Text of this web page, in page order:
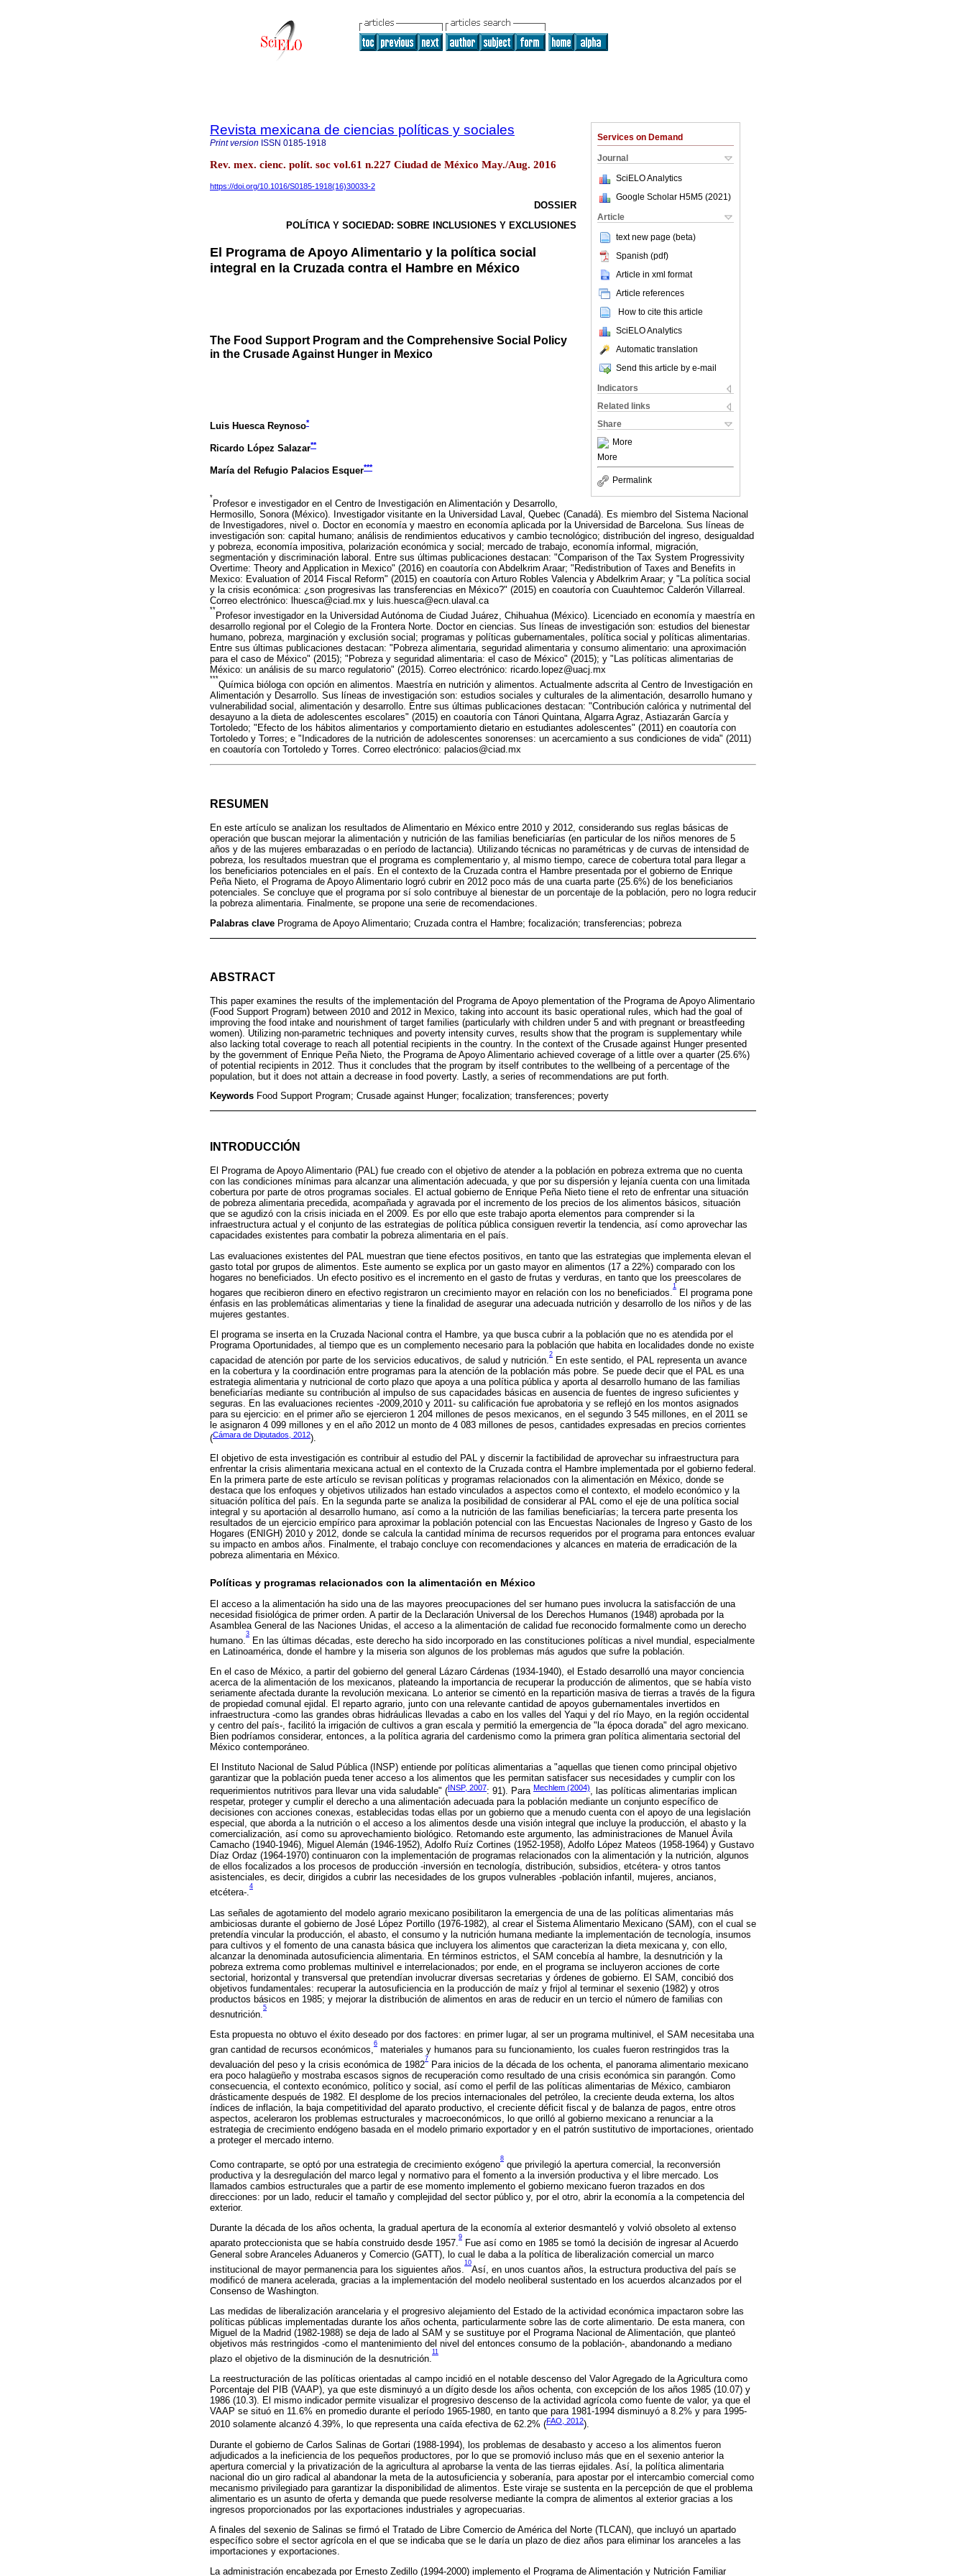
Services on Demand
Journal
SciELO Analytics
Google Scholar H5M5 (2021 )
Article
text new page (beta)
Spanish (pdf)
Article in xml format
Article references
How to cite this article
SciELO Analytics
Automatic translation
Send this article by e-mail
Indicators
Related links
Share
More
More
Permalink
Revista mexicana de ciencias políticas y sociales
Print version ISSN 0185-1918
Rev. mex. cienc. polít. soc vol.61 n.227 Ciudad de México May./Aug. 2016
https://doi.org/10.1016/S0185-1918(16)30033-2
DOSSIER
POLÍTICA Y SOCIEDAD: SOBRE INCLUSIONES Y EXCLUSIONES
El Programa de Apoyo Alimentario y la política social
integral en la Cruzada contra el Hambre en México
The Food Support Program and the Comprehensive Social Policy
in the Crusade Against Hunger in Mexico
Luis Huesca Reynoso*
Ricardo López Salazar**
María del Refugio Palacios Esquer***
*
Profesor e investigador en el Centro de Investigación en Alimentación y Desarrollo,
Hermosillo, Sonora (México). Investigador visitante en la Universidad Laval, Quebec (Canadá). Es miembro del Sistema Nacional
de Investigadores, nivel o. Doctor en economía y maestro en economía aplicada por la Universidad de Barcelona. Sus líneas de
investigación son: capital humano; análisis de rendimientos educativos y cambio tecnológico; distribución del ingreso, desigualdad
y pobreza, economía impositiva, polarización económica y social; mercado de trabajo, economía informal, migración,
segmentación y discriminación laboral. Entre sus últimas publicaciones destacan: "Comparison of the Tax System Progressivity
Overtime: Theory and Application in Mexico" (2016) en coautoría con Abdelkrim Araar; "Redistribution of Taxes and Benefits in
Mexico: Evaluation of 2014 Fiscal Reform" (2015) en coautoría con Arturo Robles Valencia y Abdelkrim Araar; y "La política social
y la crisis económica: ¿son progresivas las transferencias en México?" (2015) en coautoría con Cuauhtemoc Calderón Villarreal.
Correo electrónico: lhuesca@ciad.mx y luis.huesca@ecn.ulaval.ca
**
Profesor investigador en la Universidad Autónoma de Ciudad Juárez, Chihuahua (México). Licenciado en economía y maestría en
desarrollo regional por el Colegio de la Frontera Norte. Doctor en ciencias. Sus líneas de investigación son: estudios del bienestar
humano, pobreza, marginación y exclusión social; programas y políticas gubernamentales, política social y políticas alimentarias.
Entre sus últimas publicaciones destacan: "Pobreza alimentaria, seguridad alimentaria y consumo alimentario: una aproximación
para el caso de México" (2015); "Pobreza y seguridad alimentaria: el caso de México" (2015); y "Las políticas alimentarias de
México: un análisis de su marco regulatorio" (2015). Correo electrónico: ricardo.lopez@uacj.mx
***
Química bióloga con opción en alimentos. Maestría en nutrición y alimentos. Actualmente adscrita al Centro de Investigación en
Alimentación y Desarrollo. Sus líneas de investigación son: estudios sociales y culturales de la alimentación, desarrollo humano y
vulnerabilidad social, alimentación y desarrollo. Entre sus últimas publicaciones destacan: "Contribución calórica y nutrimental del
desayuno a la dieta de adolescentes escolares" (2015) en coautoría con Tánori Quintana, Algarra Agraz, Astiazarán García y
Tortoledo; "Efecto de los hábitos alimentarios y comportamiento dietario en estudiantes adolescentes" (2011) en coautoría con
Tortoledo y Torres; e "Indicadores de la nutrición de adolescentes sonorenses: un acercamiento a sus condiciones de vida" (2011)
en coautoría con Tortoledo y Torres. Correo electrónico: palacios@ciad.mx
RESUMEN
En este artículo se analizan los resultados de Alimentario en México entre 2010 y 2012, considerando sus reglas básicas de
operación que buscan mejorar la alimentación y nutrición de las familias beneficiarías (en particular de los niños menores de 5
años y de las mujeres embarazadas o en período de lactancia). Utilizando técnicas no paramétricas y de curvas de intensidad de
pobreza, los resultados muestran que el programa es complementario y, al mismo tiempo, carece de cobertura total para llegar a
los beneficiarios potenciales en el país. En el contexto de la Cruzada contra el Hambre presentada por el gobierno de Enrique
Peña Nieto, el Programa de Apoyo Alimentario logró cubrir en 2012 poco más de una cuarta parte (25.6%) de los beneficiarios
potenciales. Se concluye que el programa por sí solo contribuye al bienestar de un porcentaje de la población, pero no logra reducir
la pobreza alimentaria. Finalmente, se propone una serie de recomendaciones.
Palabras clave Programa de Apoyo Alimentario; Cruzada contra el Hambre; focalización; transferencias; pobreza
ABSTRACT
This paper examines the results of the implementación del Programa de Apoyo plementation of the Programa de Apoyo Alimentario
(Food Support Program) between 2010 and 2012 in Mexico, taking into account its basic operational rules, which had the goal of
improving the food intake and nourishment of target families (particularly with children under 5 and with pregnant or breastfeeding
women). Utilizing non-parametric techniques and poverty intensity curves, results show that the program is supplementary while
also lacking total coverage to reach all potential recipients in the country. In the context of the Crusade against Hunger presented
by the government of Enrique Peña Nieto, the Programa de Apoyo Alimentario achieved coverage of a little over a quarter (25.6%)
of potential recipients in 2012. Thus it concludes that the program by itself contributes to the wellbeing of a percentage of the
population, but it does not attain a decrease in food poverty. Lastly, a series of recommendations are put forth.
Keywords Food Support Program; Crusade against Hunger; focalization; transferences; poverty
INTRODUCCIÓN
El Programa de Apoyo Alimentario (PAL) fue creado con el objetivo de atender a la población en pobreza extrema que no cuenta
con las condiciones mínimas para alcanzar una alimentación adecuada, y que por su dispersión y lejanía cuenta con una limitada
cobertura por parte de otros programas sociales. El actual gobierno de Enrique Peña Nieto tiene el reto de enfrentar una situación
de pobreza alimentaria precedida, acompañada y agravada por el incremento de los precios de los alimentos básicos, situación
que se agudizó con la crisis iniciada en el 2009. Es por ello que este trabajo aporta elementos para comprender si la
infraestructura actual y el conjunto de las estrategias de política pública consiguen revertir la tendencia, así como aprovechar las
capacidades existentes para combatir la pobreza alimentaria en el país.
Las evaluaciones existentes del PAL muestran que tiene efectos positivos, en tanto que las estrategias que implementa elevan el
gasto total por grupos de alimentos. Este aumento se explica por un gasto mayor en alimentos (17 a 22%) comparado con los
hogares no beneficiados. Un efecto positivo es el incremento en el gasto de frutas y verduras, en tanto que los preescolares de
hogares que recibieron dinero en efectivo registraron un crecimiento mayor en relación con los no beneficiados.
1
El programa pone
énfasis en las problemáticas alimentarias y tiene la finalidad de asegurar una adecuada nutrición y desarrollo de los niños y de las
mujeres gestantes.
El programa se inserta en la Cruzada Nacional contra el Hambre, ya que busca cubrir a la población que no es atendida por el
Programa Oportunidades, al tiempo que es un complemento necesario para la población que habita en localidades donde no existe
capacidad de atención por parte de los servicios educativos, de salud y nutrición.
2
En este sentido, el PAL representa un avance
en la cobertura y la coordinación entre programas para la atención de la población más pobre. Se puede decir que el PAL es una
estrategia alimentaria y nutricional de corto plazo que apoya a una política pública y aporta al desarrollo humano de las familias
beneficiarías mediante su contribución al impulso de sus capacidades básicas en ausencia de fuentes de ingreso suficientes y
seguras. En las evaluaciones recientes -2009,2010 y 2011- su calificación fue aprobatoria y se reflejó en los montos asignados
para su ejercicio: en el primer año se ejercieron 1 204 millones de pesos mexicanos, en el segundo 3 545 millones, en el 2011 se
le asignaron 4 099 millones y en el año 2012 un monto de 4 083 millones de pesos, cantidades expresadas en precios corrientes
(Cámara de Diputados, 2012).
El objetivo de esta investigación es contribuir al estudio del PAL y discernir la factibilidad de aprovechar su infraestructura para
enfrentar la crisis alimentaria mexicana actual en el contexto de la Cruzada contra el Hambre implementada por el gobierno federal.
En la primera parte de este artículo se revisan políticas y programas relacionados con la alimentación en México, donde se
destaca que los enfoques y objetivos utilizados han estado vinculados a aspectos como el contexto, el modelo económico y la
situación política del país. En la segunda parte se analiza la posibilidad de considerar al PAL como el eje de una política social
integral y su aportación al desarrollo humano, así como a la nutrición de las familias beneficiarías; la tercera parte presenta los
resultados de un ejercicio empírico para aproximar la población potencial con las Encuestas Nacionales de Ingreso y Gasto de los
Hogares (ENIGH) 2010 y 2012, donde se calcula la cantidad mínima de recursos requeridos por el programa para entonces evaluar
su impacto en ambos años. Finalmente, el trabajo concluye con recomendaciones y alcances en materia de erradicación de la
pobreza alimentaria en México.
Políticas y programas relacionados con la alimentación en México
El acceso a la alimentación ha sido una de las mayores preocupaciones del ser humano pues involucra la satisfacción de una
necesidad fisiológica de primer orden. A partir de la Declaración Universal de los Derechos Humanos (1948) aprobada por la
Asamblea General de las Naciones Unidas, el acceso a la alimentación de calidad fue reconocido formalmente como un derecho
humano.
3
En las últimas décadas, este derecho ha sido incorporado en las constituciones políticas a nivel mundial, especialmente
en Latinoamérica, donde el hambre y la miseria son algunos de los problemas más agudos que sufre la población.
En el caso de México, a partir del gobierno del general Lázaro Cárdenas (1934-1940), el Estado desarrolló una mayor conciencia
acerca de la alimentación de los mexicanos, plateando la importancia de recuperar la producción de alimentos, que se había visto
seriamente afectada durante la revolución mexicana. Lo anterior se cimentó en la repartición masiva de tierras a través de la figura
de propiedad comunal ejidal. El reparto agrario, junto con una relevante cantidad de apoyos gubernamentales invertidos en
infraestructura -como las grandes obras hidráulicas llevadas a cabo en los valles del Yaqui y del río Mayo, en la región occidental
y centro del país-, facilitó la irrigación de cultivos a gran escala y permitió la emergencia de "la época dorada" del agro mexicano.
Bien podríamos considerar, entonces, a la política agraria del cardenismo como la primera gran política alimentaria sectorial del
México contemporáneo.
El Instituto Nacional de Salud Pública (INSP) entiende por políticas alimentarias a "aquellas que tienen como principal objetivo
garantizar que la población pueda tener acceso a los alimentos que les permitan satisfacer sus necesidades y cumplir con los
requerimientos nutritivos para llevar una vida saludable" (INSP, 2007: 91). Para Mechlem (2004), las políticas alimentarias implican
respetar, proteger y cumplir el derecho a una alimentación adecuada para la población mediante un conjunto específico de
decisiones con acciones conexas, establecidas todas ellas por un gobierno que a menudo cuenta con el apoyo de una legislación
especial, que aborda a la nutrición o el acceso a los alimentos desde una visión integral que incluye la producción, el abasto y la
comercialización, así como su aprovechamiento biológico. Retomando este argumento, las administraciones de Manuel Ávila
Camacho (1940-1946), Miguel Alemán (1946-1952), Adolfo Ruíz Cortines (1952-1958), Adolfo López Mateos (1958-1964) y Gustavo
Díaz Ordaz (1964-1970) continuaron con la implementación de programas relacionados con la alimentación y la nutrición, algunos
de ellos focalizados a los procesos de producción -inversión en tecnología, distribución, subsidios, etcétera- y otros tantos
asistenciales, es decir, dirigidos a cubrir las necesidades de los grupos vulnerables -población infantil, mujeres, ancianos,
etcétera-.
4
Las señales de agotamiento del modelo agrario mexicano posibilitaron la emergencia de una de las políticas alimentarias más
ambiciosas durante el gobierno de José López Portillo (1976-1982), al crear el Sistema Alimentario Mexicano (SAM), con el cual se
pretendía vincular la producción, el abasto, el consumo y la nutrición humana mediante la implementación de tecnología, insumos
para cultivos y el fomento de una canasta básica que incluyera los alimentos que caracterizan la dieta mexicana y, con ello,
alcanzar la denominada autosuficiencia alimentaria. En términos estrictos, el SAM concebía al hambre, la desnutrición y la
pobreza extrema como problemas multinivel e interrelacionados; por ende, en el programa se incluyeron acciones de corte
sectorial, horizontal y transversal que pretendían involucrar diversas secretarias y órdenes de gobierno. El SAM, concibió dos
objetivos fundamentales: recuperar la autosuficiencia en la producción de maíz y frijol al terminar el sexenio (1982) y otros
productos básicos en 1985; y mejorar la distribución de alimentos en aras de reducir en un tercio el número de familias con
desnutrición.
5
Esta propuesta no obtuvo el éxito deseado por dos factores: en primer lugar, al ser un programa multinivel, el SAM necesitaba una
gran cantidad de recursos económicos,
6
materiales y humanos para su funcionamiento, los cuales fueron restringidos tras la
devaluación del peso y la crisis económica de 1982
7
Para inicios de la década de los ochenta, el panorama alimentario mexicano
era poco halagüeño y mostraba escasos signos de recuperación como resultado de una crisis económica sin parangón. Como
consecuencia, el contexto económico, político y social, así como el perfil de las políticas alimentarias de México, cambiaron
drásticamente después de 1982. El desplome de los precios internacionales del petróleo, la creciente deuda externa, los altos
índices de inflación, la baja competitividad del aparato productivo, el creciente déficit fiscal y de balanza de pagos, entre otros
aspectos, aceleraron los problemas estructurales y macroeconómicos, lo que orilló al gobierno mexicano a renunciar a la
estrategia de crecimiento endógeno basada en el modelo primario exportador y en el patrón sustitutivo de importaciones, orientado
a proteger el mercado interno.
Como contraparte, se optó por una estrategia de crecimiento exógeno
8
que privilegió la apertura comercial, la reconversión
productiva y la desregulación del marco legal y normativo para el fomento a la inversión productiva y el libre mercado. Los
llamados cambios estructurales que a partir de ese momento implemento el gobierno mexicano fueron trazados en dos
direcciones: por un lado, reducir el tamaño y complejidad del sector público y, por el otro, abrir la economía a la competencia del
exterior.
Durante la década de los años ochenta, la gradual apertura de la economía al exterior desmanteló y volvió obsoleto al extenso
aparato proteccionista que se había construido desde 1957.
9
Fue así como en 1985 se tomó la decisión de ingresar al Acuerdo
General sobre Aranceles Aduaneros y Comercio (GATT), lo cual le daba a la política de liberalización comercial un marco
institucional de mayor permanencia para los siguientes años.
10
Así, en unos cuantos años, la estructura productiva del país se
modificó de manera acelerada, gracias a la implementación del modelo neoliberal sustentado en los acuerdos alcanzados por el
Consenso de Washington.
Las medidas de liberalización arancelaria y el progresivo alejamiento del Estado de la actividad económica impactaron sobre las
políticas públicas implementadas durante los años ochenta, particularmente sobre las de corte alimentario. De esta manera, con
Miguel de la Madrid (1982-1988) se deja de lado al SAM y se sustituye por el Programa Nacional de Alimentación, que planteó
objetivos más restringidos -como el mantenimiento del nivel del entonces consumo de la población-, abandonando a mediano
plazo el objetivo de la disminución de la desnutrición.
11
La reestructuración de las políticas orientadas al campo incidió en el notable descenso del Valor Agregado de la Agricultura como
Porcentaje del PIB (VAAP), ya que este disminuyó a un dígito desde los años ochenta, con excepción de los años 1985 (10.07) y
1986 (10.3). El mismo indicador permite visualizar el progresivo descenso de la actividad agrícola como fuente de valor, ya que el
VAAP se situó en 11.6% en promedio durante el período 1965-1980, en tanto que para 1981-1994 disminuyó a 8.2% y para 1995-
2010 solamente alcanzó 4.39%, lo que representa una caída efectiva de 62.2% (FAO, 2012).
Durante el gobierno de Carlos Salinas de Gortari (1988-1994), los problemas de desabasto y acceso a los alimentos fueron
adjudicados a la ineficiencia de los pequeños productores, por lo que se promovió incluso más que en el sexenio anterior la
apertura comercial y la privatización de la agricultura al aprobarse la venta de las tierras ejidales. Así, la política alimentaria
nacional dio un giro radical al abandonar la meta de la autosuficiencia y soberanía, para apostar por el intercambio comercial como
mecanismo privilegiado para garantizar la disponibilidad de alimentos. Este viraje se sustenta en la percepción de que el problema
alimentario es un asunto de oferta y demanda que puede resolverse mediante la compra de alimentos al exterior gracias a los
ingresos proporcionados por las exportaciones industriales y agropecuarias.
A finales del sexenio de Salinas se firmó el Tratado de Libre Comercio de América del Norte (TLCAN), que incluyó un apartado
específico sobre el sector agrícola en el que se indicaba que se le daría un plazo de diez años para eliminar los aranceles a las
importaciones y exportaciones.
La administración encabezada por Ernesto Zedillo (1994-2000) implemento el Programa de Alimentación y Nutrición Familiar